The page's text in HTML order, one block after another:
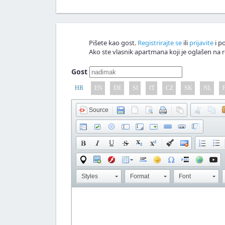
Pišete kao gost. Registrirajte se ili prijavite i
Ako ste vlasnik apartmana koji je oglašen
Gost
HR EN DE SI IT CZ SK NL
Source
Styles Format Font